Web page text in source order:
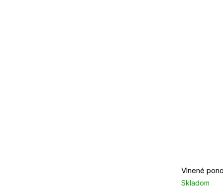
Skladom